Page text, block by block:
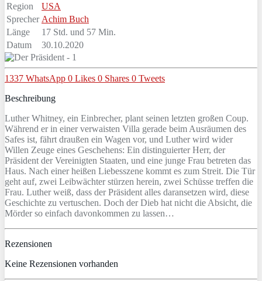
Region
USA
Sprecher Achim Buch
Länge
17 Std. und 57 Min.
Datum
30.10.2020
1337 WhatsApp 0 Likes 0 Shares 0 Tweets
Beschreibung
Luther Whitney, ein Einbrecher, plant seinen letzten großen Coup.
Während er in einer verwaisten Villa gerade beim Ausräumen des
Safes ist, fährt draußen ein Wagen vor, und Luther wird wider
Willen Zeuge eines Geschehens: Ein distinguierter Herr, der
Präsident der Vereinigten Staaten, und eine junge Frau betreten das
Haus. Nach einer heißen Liebesszene kommt es zum Streit. Die Tür
geht auf, zwei Leibwächter stürzen herein, zwei Schüsse treffen die
Frau. Luther weiß, dass der Präsident alles daransetzen wird, diese
Geschichte zu vertuschen. Doch der Dieb hat nicht die Absicht, die
Mörder so einfach davonkommen zu lassen…
Rezensionen
Keine Rezensionen vorhanden